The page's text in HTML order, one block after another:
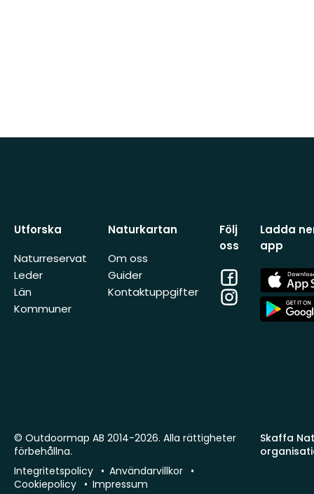
Utforska
Naturreservat
Leder
Län
Kommuner
Naturkartan
Om oss
Guider
Kontaktuppgifter
Följ
oss
Facebook
Instagram
Ladda
app
App
Store
App
Store
Skaffa
© Outdoormap AB 2014-2026. Alla rättigheter
förbehållna.
Integritetspolicy
Användarvillkor
Cookiepolicy
Impressum